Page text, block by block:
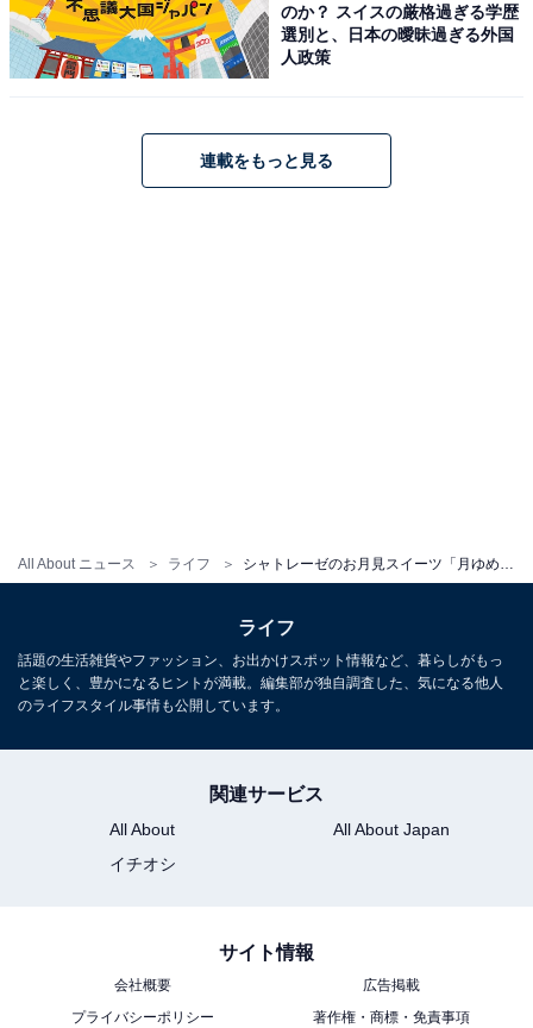
All About ニュース ライフ
入りカスタードクリーム、スポンジ、カラメルソース、
のか？ スイスの厳格過ぎる学歴
選別と、日本の曖昧過ぎる外国
人政策
連載をもっと見る
ライフ
話題の生活雑貨やファッション、お出かけスポット情報など、暮らしがもっ
と楽しく、豊かになるヒントが満載。編集部が独自調査した、気になる他人
のライフスタイル事情も公開しています。
関連サービス
All About
All About Japan
イチオシ
サイト情報
会社概要
広告掲載
プライバシーポリシー
著作権・商標・免責事項